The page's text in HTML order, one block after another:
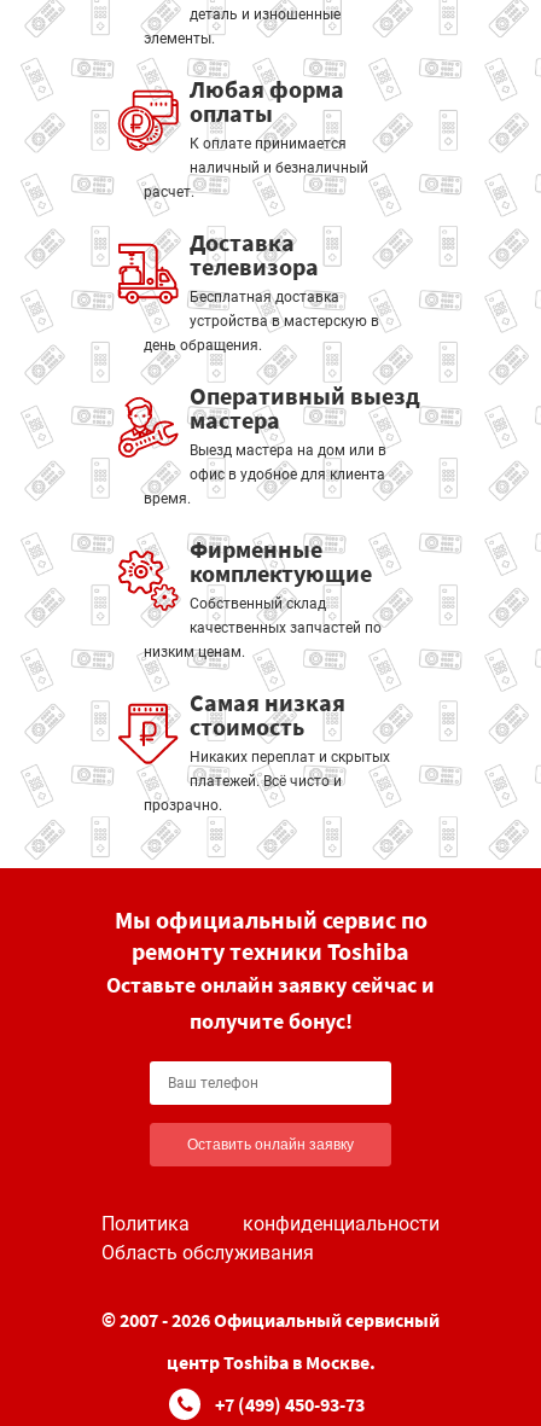
деталь и изношенные
элементы.
Любая форма
оплаты
К оплате принимается
наличный и безналичный
расчет.
Доставка
телевизора
Бесплатная доставка
устройства в мастерскую в
день обращения.
Оперативный выезд
мастера
Выезд мастера на дом или в
офис в удобное для клиента
время.
Фирменные
комплектующие
Собственный склад
качественных запчастей по
низким ценам.
Самая низкая
стоимость
Никаких переплат и скрытых
платежей. Всё чисто и
прозрачно.
Мы официальный сервис по
ремонту техники Toshiba
Оставьте онлайн заявку сейчас и
получите бонус!
Оставить онлайн заявку
Политика конфиденциальности
Область обслуживания
© 2007 - 2026 Официальный сервисный
центр Toshiba в Москве.
+7 (499) 450-93-73